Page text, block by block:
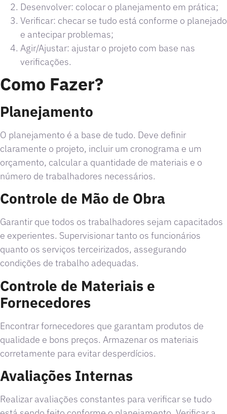
Desenvolver: colocar o planejamento em prática;
Verificar: checar se tudo está conforme o planejado
e antecipar problemas;
Agir/Ajustar: ajustar o projeto com base nas
verificações.
Como Fazer?
Planejamento
O planejamento é a base de tudo. Deve definir
claramente o projeto, incluir um cronograma e um
orçamento, calcular a quantidade de materiais e o
número de trabalhadores necessários.
Controle de Mão de Obra
Garantir que todos os trabalhadores sejam capacitados
e experientes. Supervisionar tanto os funcionários
quanto os serviços terceirizados, assegurando
condições de trabalho adequadas.
Controle de Materiais e
Fornecedores
Encontrar fornecedores que garantam produtos de
qualidade e bons preços. Armazenar os materiais
corretamente para evitar desperdícios.
Avaliações Internas
Realizar avaliações constantes para verificar se tudo